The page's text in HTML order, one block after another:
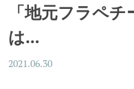
「地元フラペ
は…
2021.06.30